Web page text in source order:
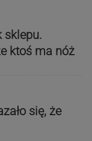
sklepu.
ktoś ma nóż
się, że